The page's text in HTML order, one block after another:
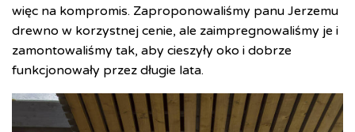
więc na kompromis. Zaproponowaliśmy panu Jerzemu
drewno w korzystnej cenie, ale zaimpregnowaliśmy je i
zamontowaliśmy tak, aby cieszyły oko i dobrze
funkcjonowały przez długie lata.